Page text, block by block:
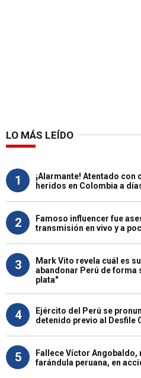
LO MÁS LEÍDO
1
¡Alarmante! Atentado con
heridos en Colombia a
2
Famoso influencer fue
transmisión en vivo y a
3
Mark Vito revela cuál es
abandonar Perú de forma
plata"
4
Ejército del Perú se
detenido previo al Desfile
5
Fallece Víctor
farándula peruana, en